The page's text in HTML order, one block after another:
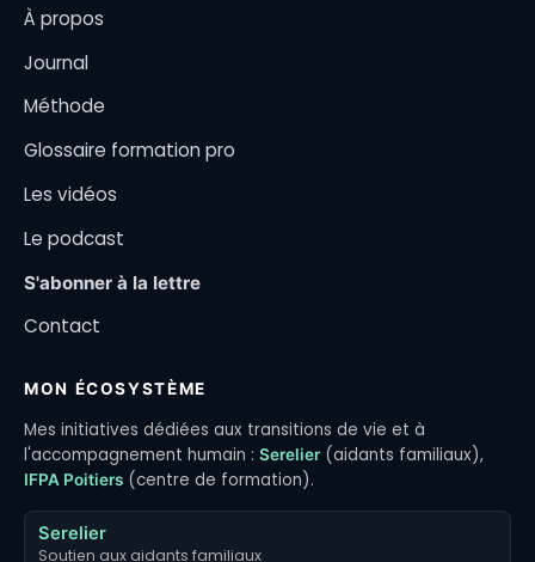
À propos
Journal
Méthode
Glossaire formation pro
Les vidéos
Le podcast
S'abonner à la lettre
Contact
MON ÉCOSYSTÈME
Mes initiatives dédiées aux transitions de vie et à
l'accompagnement humain : Serelier (aidants familiaux),
IFPA Poitiers (centre de formation).
Serelier
Soutien aux aidants familiaux